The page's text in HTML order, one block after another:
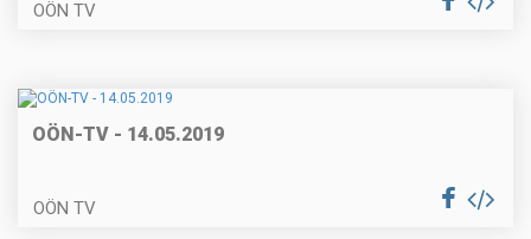
OÖN TV
OÖN-TV - 14.05.2019
OÖN TV